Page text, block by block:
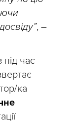
, –
час
ка